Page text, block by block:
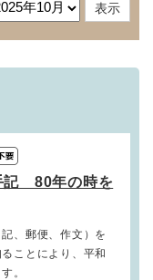
記 80年の時を
、郵便、作文）を
ことにより、平和
。